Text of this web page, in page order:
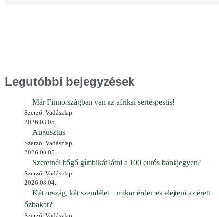
Legutóbbi bejegyzések
Már Finnországban van az afrikai sertéspestis!
Szerző: Vadászlap
2026.08.05.
Augusztus
Szerző: Vadászlap
2026.08.05.
Szeretnél bőgő gímbikát látni a 100 eurós bankjegyen?
Szerző: Vadászlap
2026.08.04.
Két ország, két szemlélet – mikor érdemes elejteni az érett
őzbakot?
Szerző: Vadászlap